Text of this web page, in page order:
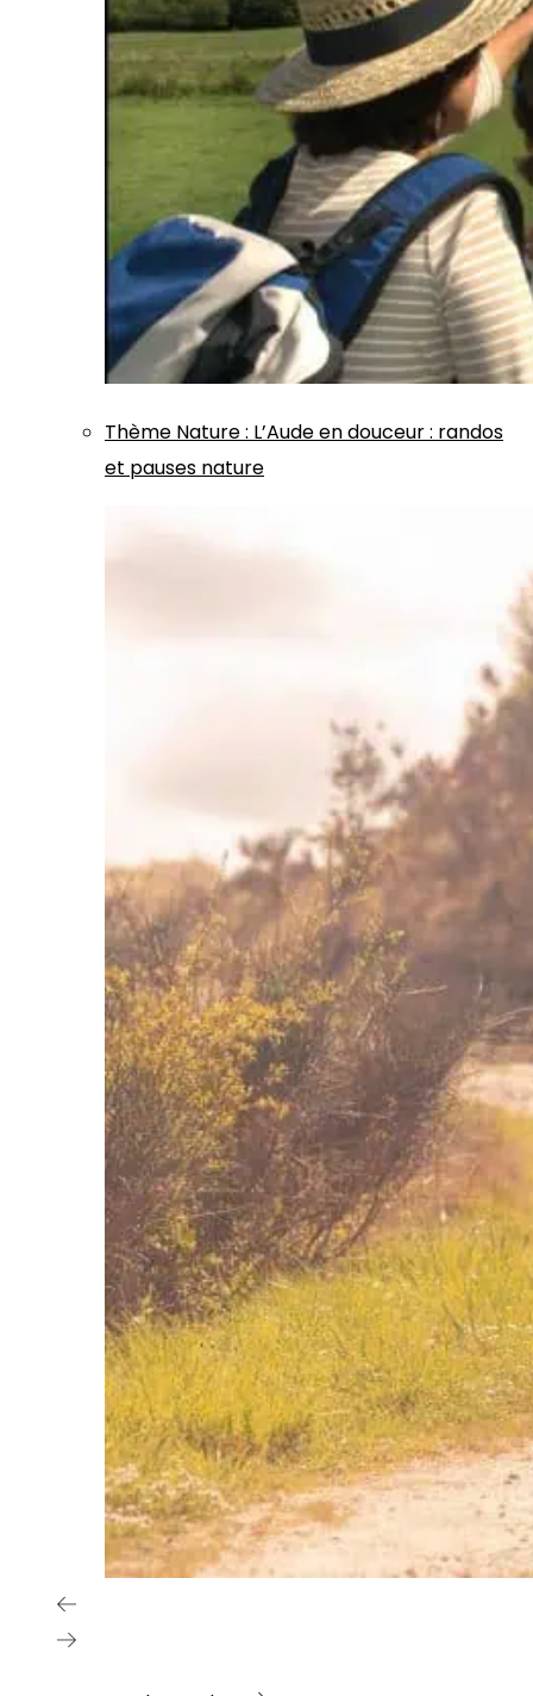
Thème Nature: L’Aude en douceur : randos
et pauses nature